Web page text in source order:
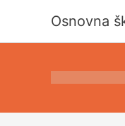
sadržaj
Osnovna